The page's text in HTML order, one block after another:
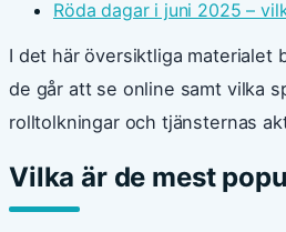
Röda dagar i juni 2025 –
I det här översiktliga materialet
de går att se online samt vilka
rolltolkningar och tjänsternas
Vilka är de mest